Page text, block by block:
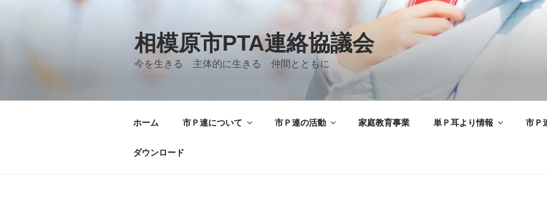
相模原市PTA連絡協議会
今を生きる 主体的に生きる 仲間とともに
ホーム 市Ｐ連について 市Ｐ連の活動 家庭教育事業 単Ｐ耳より情報 市Ｐ
ダウンロード